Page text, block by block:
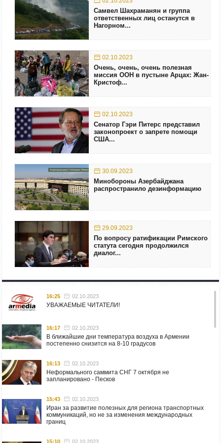
Самвел Шахраманян и группа
ответственных лиц останутся в
Нагорном...
02.10.2023
Очень, очень, очень полезная
миссия ООН в пустыне Арцах: Жан-
Кристоф...
02.10.2023
Сенатор Гэри Питерс представил
законопроект о запрете помощи
США...
30.09.2023
Минобороны Азербайджана
распространило дезинформацию
29.09.2023
По вопросу ратификации Римского
статута сегодня продолжился
диалог...
16:25 02.10.2023
УВАЖАЕМЫЕ ЧИТАТЕЛИ!
16:17 02.10.2023
В ближайшие дни температура воздуха в Армении
постепенно снизится на 8-10 градусов
16:13 02.10.2023
Неформального саммита СНГ 7 октября не
запланировано - Песков
15:43 02.10.2023
Иран за развитие полезных для региона транспортных
коммуникаций, но не за изменения международных
границ
15:10 02.10.2023